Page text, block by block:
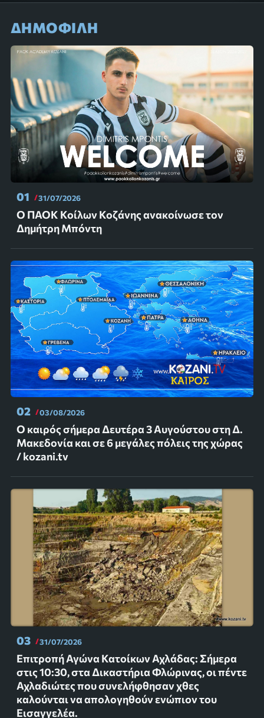
ΔΗΜΟΦΙΛΗ
01 31/07/2026
Ο ΠΑΟΚ Κοίλων Κοζάνης ανακοίνωσε τον
Δημήτρη Μπόντη
02 03/08/2026
Ο καιρός σήμερα Δευτέρα 3 Αυγούστου στη Δ.
Μακεδονία και σε 6 μεγάλες πόλεις της χώρας
/ kozani.tv
03 31/07/2026
Επιτροπή Αγώνα Κατοίκων Αχλάδας: Σήμερα
στις 10:30, στα Δικαστήρια Φλώρινας, οι πέντε
Αχλαδιώτες που συνελήφθησαν χθες
καλούνται να απολογηθούν ενώπιον του
Εισαγγελέα.